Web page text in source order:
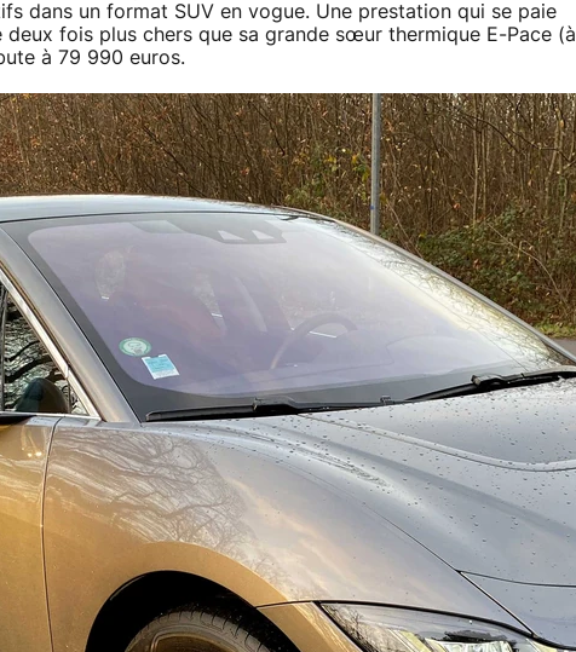
dans un format SUV en vogue. Une prestation qui se paie
fois plus chers que sa grande sœur thermique E-Pace (à
à 79 990 euros.